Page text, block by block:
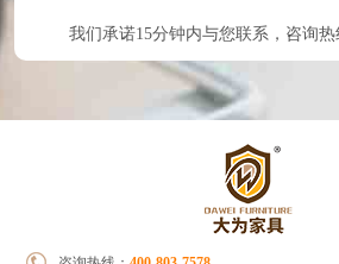
我们承诺15分钟内与您联系，咨询热